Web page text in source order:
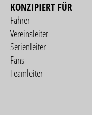
KONZIPIERT FÜR
Fahrer
Vereinsleiter
Serienleiter
Fans
Teamleiter